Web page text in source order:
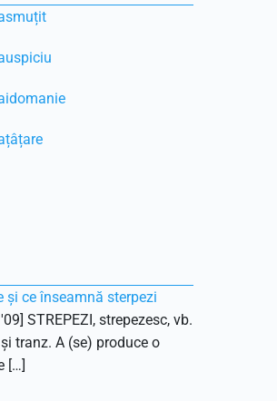
și ce înseamnă sterpezi
STREPEZI, strepezesc, vb.
și tranz. A (se) produce o
[…]